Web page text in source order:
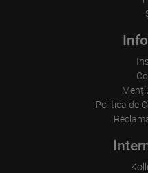
Visitor source (Facebook,
Which videos were watched?
Were any advertising
Where did the visitor go?
portal or did he leave it
How long did the visitor
Place of processing:
European Union & USA
Politica de